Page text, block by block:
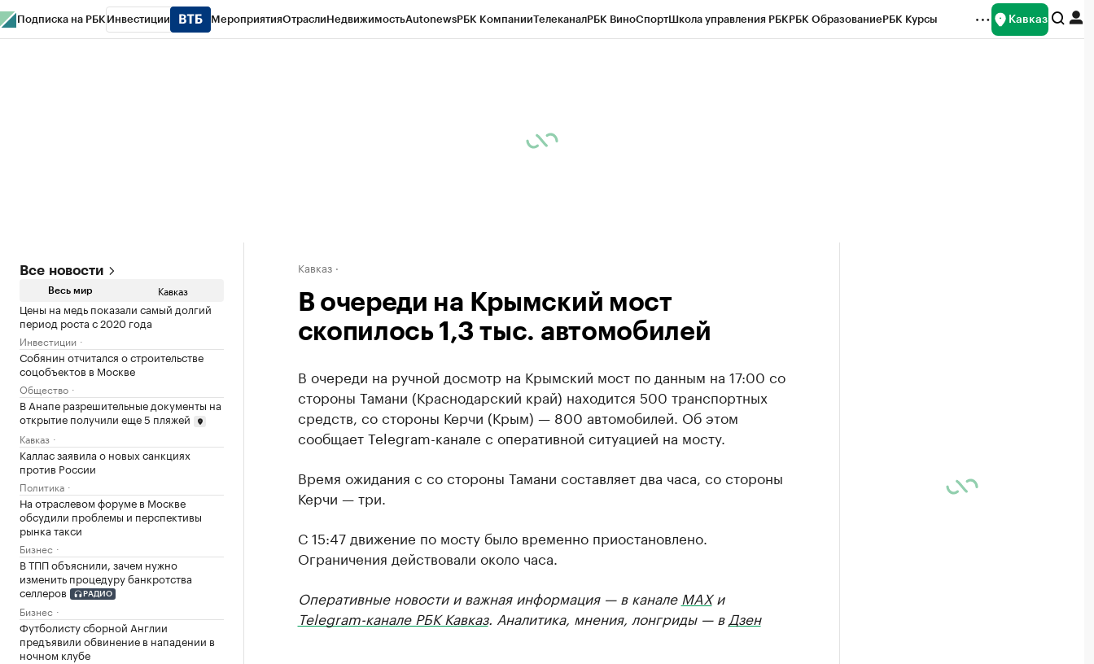
Подписка на РБК Инвестиции МероприятияОтраслиНедвижимостьAutonewsРБК КомпанииТелеканалРБК ВиноСпортШкола управления РБКРБК ОбразованиеРБК Курсы Кавказ
Все новости
Весь мир Кавказ
Цены на медь показали самый долгий
период роста с 2020 года
Инвестиции
Собянин отчитался о строительстве
соцобъектов в Москве
Общество
В Анапе разрешительные документы на
открытие получили еще 5 пляжей
Кавказ
Каллас заявила о новых санкциях
против России
Политика
На отраслевом форуме в Москве
обсудили проблемы и перспективы
рынка такси
Бизнес
В ТПП объяснили, зачем нужно
изменить процедуру банкротства
селлеров
РАДИО
Бизнес
Футболисту сборной Англии
предъявили обвинение в нападении в
ночном клубе
Кавказ
В очереди на Крымский мост
скопилось 1,3 тыс. автомобилей
В очереди на ручной досмотр на Крымский мост по данным на 17:00 со
стороны Тамани (Краснодарский край) находится 500 транспортных
средств, со стороны Керчи (Крым) — 800 автомобилей. Об этом
сообщает Telegram-канале с оперативной ситуацией на мосту.
Время ожидания с со стороны Тамани составляет два часа, со стороны
Керчи — три.
С 15:47 движение по мосту было временно приостановлено.
Ограничения действовали около часа.
Оперативные новости и важная информация — в канале MAXи
Telegram-канале РБК Кавказ. Аналитика, мнения, лонгриды — в Дзен